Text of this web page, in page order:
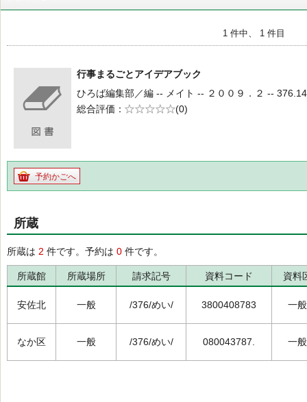
1 件中、 1 件目
行事まるごとアイデアブック
ひろば編集部／編 -- メイト -- ２００９．２ -- 376.14
総合評価
5段階評価
(0)
予約かごへ
所蔵
所蔵は 2 件です。予約は 0 件です。
所蔵館 所蔵場所 請求記号 資料コード 資料
安佐北 一般 /376/めい/ 3800408783 一
なか区 一般 /376/めい/ 080043787. 一